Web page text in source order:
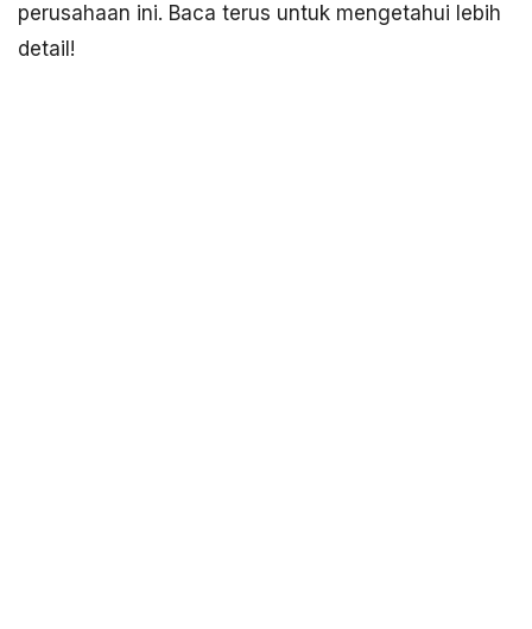
perusahaan ini. Baca terus untuk mengetahui lebih
detail!